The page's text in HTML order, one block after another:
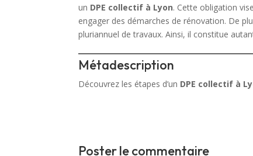
un DPE collectif à Lyon. Cette obligation
engager des démarches de rénovation. De
pluriannuel de travaux. Ainsi, il constitue
Métadescription
Découvrez les étapes d’un DPE collectif à
Poster le commentaire